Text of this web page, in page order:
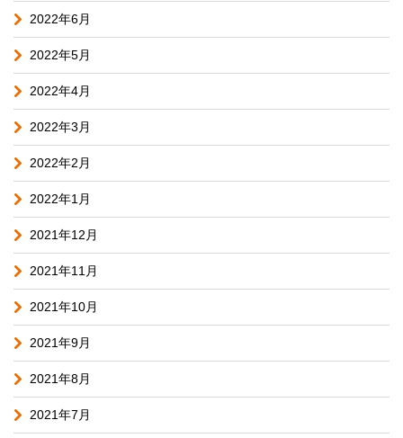
2022年6月
2022年5月
2022年4月
2022年3月
2022年2月
2022年1月
2021年12月
2021年11月
2021年10月
2021年9月
2021年8月
2021年7月